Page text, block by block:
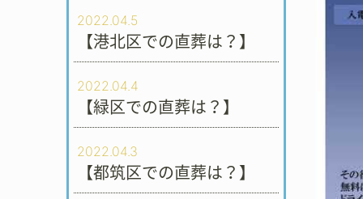
2022.04.5
【港北区での直葬は？】
2022.04.4
【緑区での直葬は？】
2022.04.3
【都筑区での直葬は？】